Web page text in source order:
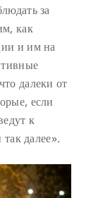
за
как
и им на
далеки от
если
к
далее».